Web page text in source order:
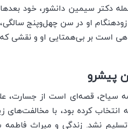
دکتر سیمین دانشور، خود
زودهنگام او در سن چهل‌وپنج
است بر بی‌همتایی او و نقشی که
پیشرو
سیاح، قصه‌ای است از
کرده بود، با مخالفت‌های
تسلیم نشد. زندگی و میراث